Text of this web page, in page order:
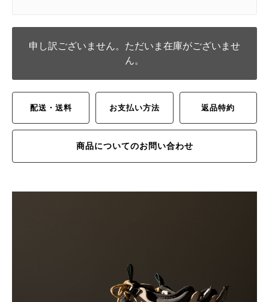
申し訳ございません。ただいま在庫がございませ
ん。
配送・送料 お支払い方法 返品特約
商品についてのお問い合わせ